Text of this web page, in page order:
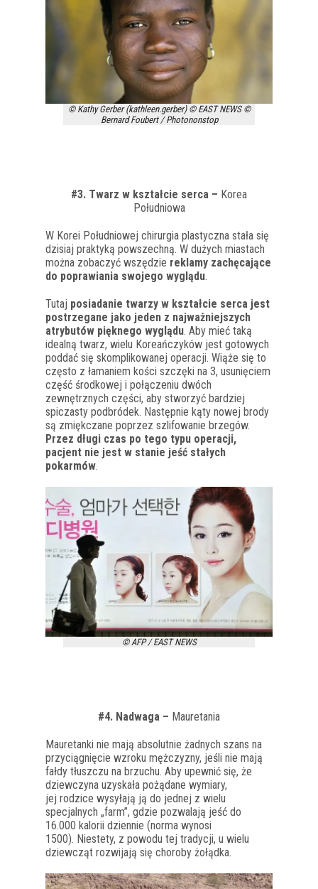
© Kathy Gerber (kathleen.gerber) © EAST NEWS ©
Bernard Foubert / Photononstop
#3. Twarz w kształcie serca – Korea
Południowa
W Korei Południowej chirurgia plastyczna stała się
dzisiaj praktyką powszechną. W dużych miastach
można zobaczyć wszędzie reklamy zachęcające
do poprawiania swojego wyglądu.
Tutaj posiadanie twarzy w kształcie serca jest
postrzegane jako jeden z najważniejszych
atrybutów pięknego wyglądu. Aby mieć taką
idealną twarz, wielu Koreańczyków jest gotowych
poddać się skomplikowanej operacji. Wiąże się to
często z łamaniem kości szczęki na 3, usunięciem
część środkowej i połączeniu dwóch
zewnętrznych części, aby stworzyć bardziej
spiczasty podbródek. Następnie kąty nowej brody
są zmiękczane poprzez szlifowanie brzegów.
Przez długi czas po tego typu operacji,
pacjent nie jest w stanie jeść stałych
pokarmów.
© AFP / EAST NEWS
#4. Nadwaga – Mauretania
Mauretanki nie mają absolutnie żadnych szans na
przyciągnięcie wzroku mężczyzny, jeśli nie mają
fałdy tłuszczu na brzuchu. Aby upewnić się, że
dziewczyna uzyskała pożądane wymiary,
jej rodzice wysyłają ją do jednej z wielu
specjalnych „farm”, gdzie pozwalają jeść do
16.000 kalorii dziennie (norma wynosi
1500). Niestety, z powodu tej tradycji, u wielu
dziewcząt rozwijają się choroby żołądka.